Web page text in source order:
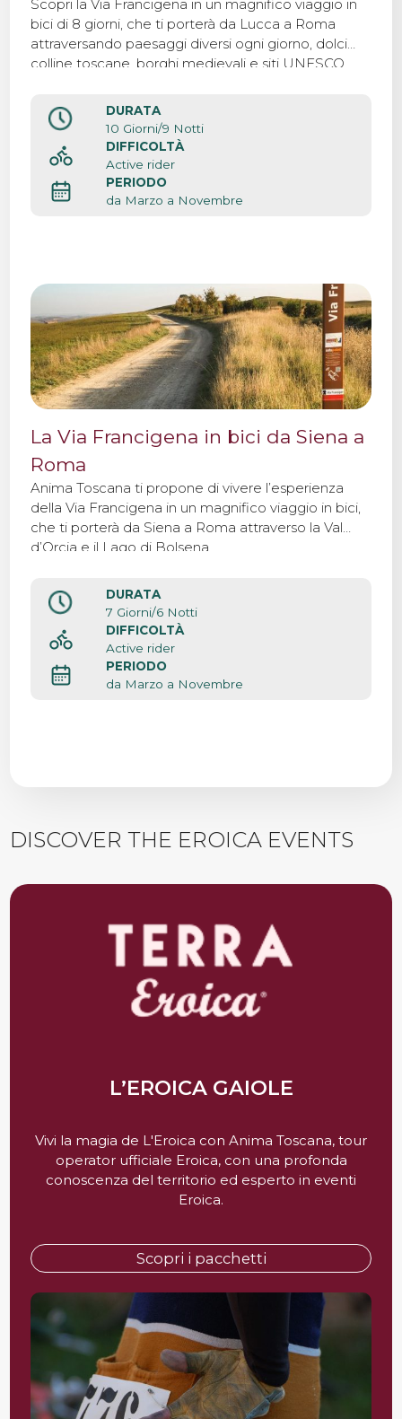
Scopri la Via Francigena in un magnifico viaggio in
bici di 8 giorni, che ti porterà da Lucca a Roma
attraversando paesaggi diversi ogni giorno, dolci
colline toscane, borghi medievali e siti UNESCO.
DURATA
10 Giorni/9 Notti
DIFFICOLTÀ
Active rider
PERIODO
da Marzo a Novembre
La Via Francigena in bici da Siena a
Roma
Anima Toscana ti propone di vivere l’esperienza
della Via Francigena in un magnifico viaggio in bici,
che ti porterà da Siena a Roma attraverso la Val
d’Orcia e il Lago di Bolsena.
DURATA
7 Giorni/6 Notti
DIFFICOLTÀ
Active rider
PERIODO
da Marzo a Novembre
DISCOVER THE EROICA EVENTS
L’EROICA GAIOLE
Vivi la magia de L'Eroica con Anima Toscana, tour
operator ufficiale Eroica, con una profonda
conoscenza del territorio ed esperto in eventi
Eroica.
Scopri i pacchetti